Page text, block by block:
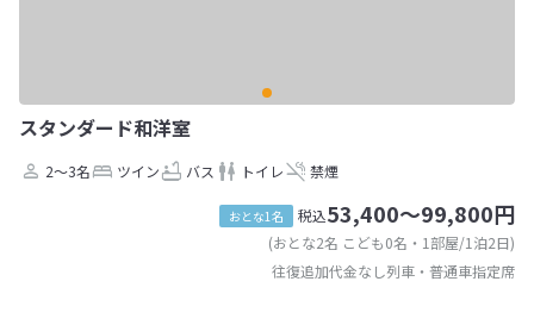
スタンダード和洋室
2～3名 ツイン バス トイレ 禁煙
おとな1名 税込53,400～99,800円
(おとな2名 こども0名・1部屋/1泊2日)
往復追加代金なし列車・普通車指定席